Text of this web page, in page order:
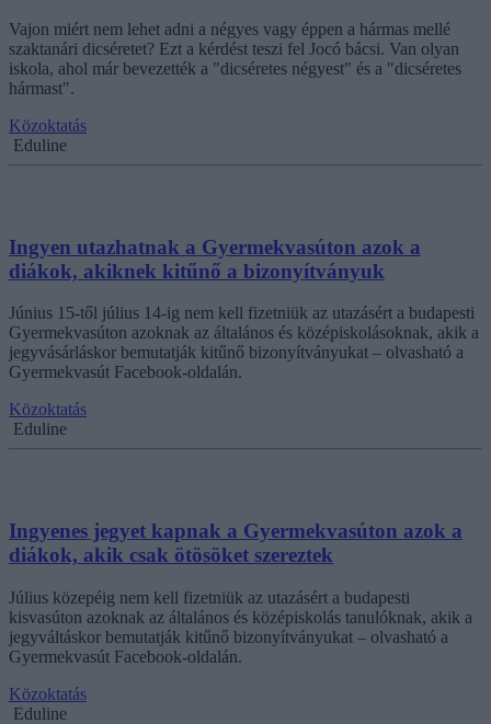
Vajon miért nem lehet adni a négyes vagy éppen a hármas mellé
szaktanári dicséretet? Ezt a kérdést teszi fel Jocó bácsi. Van olyan
iskola, ahol már bevezették a "dicséretes négyest" és a "dicséretes
hármast".
Közoktatás
Eduline
Ingyen utazhatnak a Gyermekvasúton azok a
diákok, akiknek kitűnő a bizonyítványuk
Június 15-től július 14-ig nem kell fizetniük az utazásért a budapesti
Gyermekvasúton azoknak az általános és középiskolásoknak, akik a
jegyvásárláskor bemutatják kitűnő bizonyítványukat – olvasható a
Gyermekvasút Facebook-oldalán.
Közoktatás
Eduline
Ingyenes jegyet kapnak a Gyermekvasúton azok a
diákok, akik csak ötösöket szereztek
Július közepéig nem kell fizetniük az utazásért a budapesti
kisvasúton azoknak az általános és középiskolás tanulóknak, akik a
jegyváltáskor bemutatják kitűnő bizonyítványukat – olvasható a
Gyermekvasút Facebook-oldalán.
Közoktatás
Eduline